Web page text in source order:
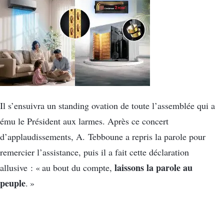
Il s’ensuivra un standing ovation de toute l’assemblée qui a
ému le Président aux larmes. Après ce concert
d’applaudissements, A. Tebboune a repris la parole pour
remercier l’assistance, puis il a fait cette déclaration
allusive : « au bout du compte, laissons la parole au
peuple. »